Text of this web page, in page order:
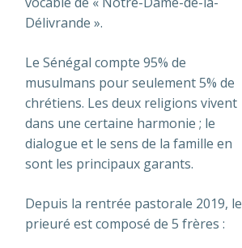
Délivrande ».
Le Sénégal compte 95% de
musulmans pour seulement 5% de
chrétiens. Les deux religions vivent
dans une certaine harmonie ; le
dialogue et le sens de la famille en
sont les principaux garants.
Depuis la rentrée pastorale 2019, le
prieuré est composé de 5 frères :